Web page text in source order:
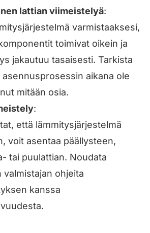
lattian viimeistelyä:
varmistaaksesi,
toimivat oikein ja
jakautuu tasaisesti. Tarkista
aikana ole
mitään osia.
:
että lämmitysjärjestelmä
voit asentaa päällysteen,
tai puulattian. Noudata
valmistajan ohjeita
kanssa